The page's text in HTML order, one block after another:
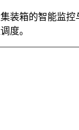
装箱的智能监
度。